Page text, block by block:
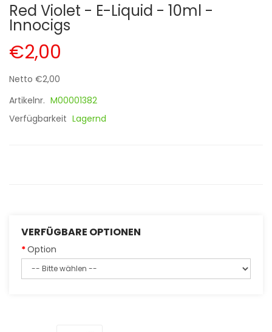
Red Violet - E-Liquid - 10ml -
Innocigs
€2,00
Netto €2,00
Artikelnr. M00001382
Verfügbarkeit Lagernd
VERFÜGBARE OPTIONEN
Option